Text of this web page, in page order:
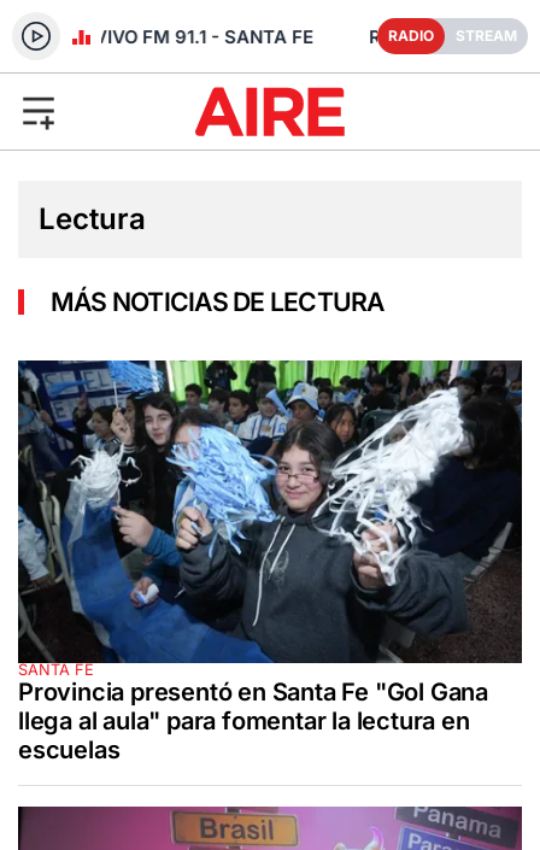
EN VIVO FM 91.1 - SANTA FE RADIO STREAM
Lectura
MÁS NOTICIAS DE LECTURA
SANTA FE
Provincia presentó en Santa Fe "Gol Gana
llega al aula" para fomentar la lectura en
escuelas